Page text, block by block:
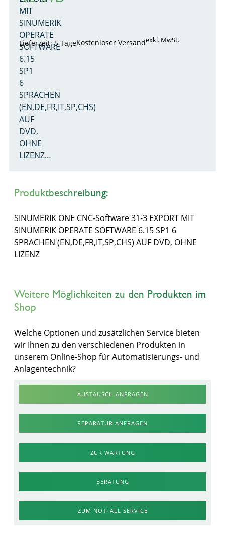
MIT
SINUMERIK
OPERATE
SOFTWARE
6.15
SP1
6
SPRACHEN
(EN,DE,FR,IT,SP,CHS)
AUF
DVD,
OHNE
LIZENZ…
Lieferzeit: 5 TageKostenloser Versandexkl. MwSt.
Produktbeschreibung:
SINUMERIK ONE CNC-Software 31-3 EXPORT MIT
SINUMERIK OPERATE SOFTWARE 6.15 SP1 6
SPRACHEN (EN,DE,FR,IT,SP,CHS) AUF DVD, OHNE
LIZENZ
Weitere Möglichkeiten zu den Produkten im
Shop
Welche Optionen und zusätzlichen Service bieten
wir Ihnen zu den verschiedenen Produkten in
unserem Online-Shop für Automatisierungs- und
Anlagentechnik?
AUSTAUSCH ANFRAGEN
REPARATUR ANFRAGEN
ZUR WARTUNG
BERATUNG
ZUM NOTFALL SERVICE